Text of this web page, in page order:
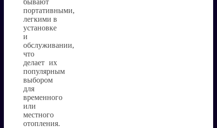
портативными,
легкими в
установке
и
обслуживании,
что
делает их
популярным
выбором
для
временного
или
местного
отопления.